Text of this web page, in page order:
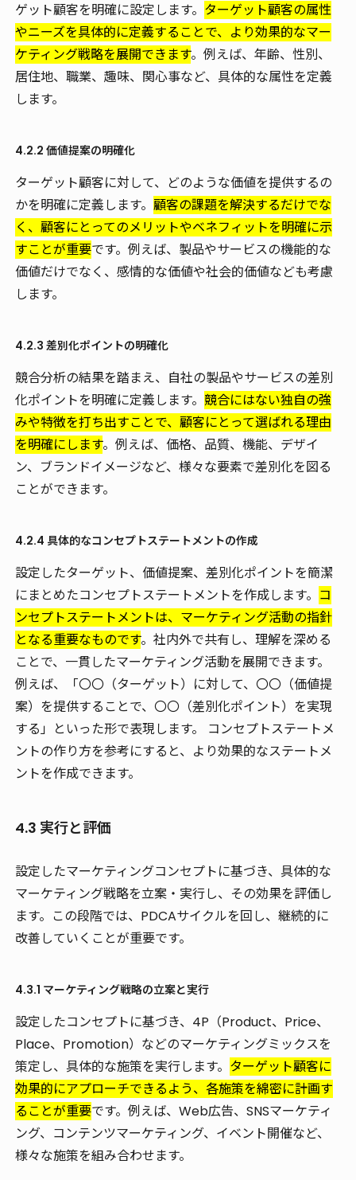
ゲット顧客を明確に設定します。 ターゲット顧客の属性
やニーズを具体的に定義することで、より効果的なマー
ケティング戦略を展開できます。例えば、年齢、性別、
居住地、職業、趣味、関心事など、具体的な属性を定義
します。
4.2.2 価値提案の明確化
ターゲット顧客に対して、どのような価値を提供するの
かを明確に定義します。 顧客の課題を解決するだけでな
く、顧客にとってのメリットやベネフィットを明確に示
すことが重要です。例えば、製品やサービスの機能的な
価値だけでなく、感情的な価値や社会的価値なども考慮
します。
4.2.3 差別化ポイントの明確化
競合分析の結果を踏まえ、自社の製品やサービスの差別
化ポイントを明確に定義します。 競合にはない独自の強
みや特徴を打ち出すことで、顧客にとって選ばれる理由
を明確にします。例えば、価格、品質、機能、デザイ
ン、ブランドイメージなど、様々な要素で差別化を図る
ことができます。
4.2.4 具体的なコンセプトステートメントの作成
設定したターゲット、価値提案、差別化ポイントを簡潔
にまとめたコンセプトステートメントを作成します。 コ
ンセプトステートメントは、マーケティング活動の指針
となる重要なものです。社内外で共有し、理解を深める
ことで、一貫したマーケティング活動を展開できます。
例えば、「〇〇（ターゲット）に対して、〇〇（価値提
案）を提供することで、〇〇（差別化ポイント）を実現
する」といった形で表現します。 コンセプトステートメ
ントの作り方を参考にすると、より効果的なステートメ
ントを作成できます。
4.3 実行と評価
設定したマーケティングコンセプトに基づき、具体的な
マーケティング戦略を立案・実行し、その効果を評価し
ます。この段階では、PDCAサイクルを回し、継続的に
改善していくことが重要です。
4.3.1 マーケティング戦略の立案と実行
設定したコンセプトに基づき、4P（Product、Price、
Place、Promotion）などのマーケティングミックスを
策定し、具体的な施策を実行します。 ターゲット顧客に
効果的にアプローチできるよう、各施策を綿密に計画す
ることが重要です。例えば、Web広告、SNSマーケティ
ング、コンテンツマーケティング、イベント開催など、
様々な施策を組み合わせます。